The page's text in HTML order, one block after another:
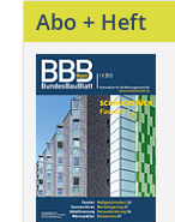
Abo + Heft